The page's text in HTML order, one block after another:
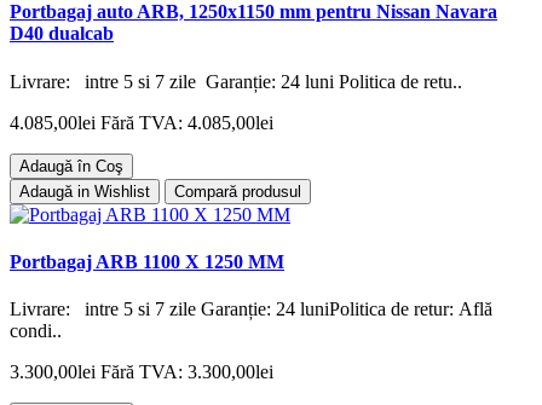
Portbagaj auto ARB, 1250x1150 mm pentru Nissan Navara
D40 dualcab
Livrare: intre 5 si 7 zile Garanție: 24 luni Politica de retu..
4.085,00lei Fără TVA: 4.085,00lei
Adaugă în Coş
Adaugă in Wishlist
Compară produsul
Portbagaj ARB 1100 X 1250 MM
Livrare: intre 5 si 7 zile Garanție: 24 luniPolitica de retur: Află
condi..
3.300,00lei Fără TVA: 3.300,00lei